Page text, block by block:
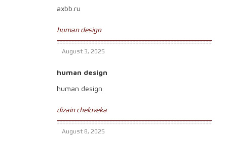
axbb.ru
human design
August 3, 2025
human design
human design
dizain cheloveka
August 8, 2025